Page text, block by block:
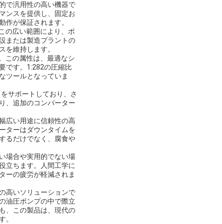
で汎用性の高い機器で
ンスを提供し、固定お
作が保証されます。
の広い範囲により、ポ
または製造プラントの
を維持します。
この属性は、最適なシ
です。1:282の圧縮比
ツールとなっていま
サポートしており、さ
、追加のコンバーター
広い用途に信頼性の高
ターはダウンタイムを
るだけでなく、腐食や
場合や実用的でない場
立ちます。人間工学に
ーの疲労が軽減されま
高いソリューションで
油圧ポンプの中で際立
、この製品は、現代の
。